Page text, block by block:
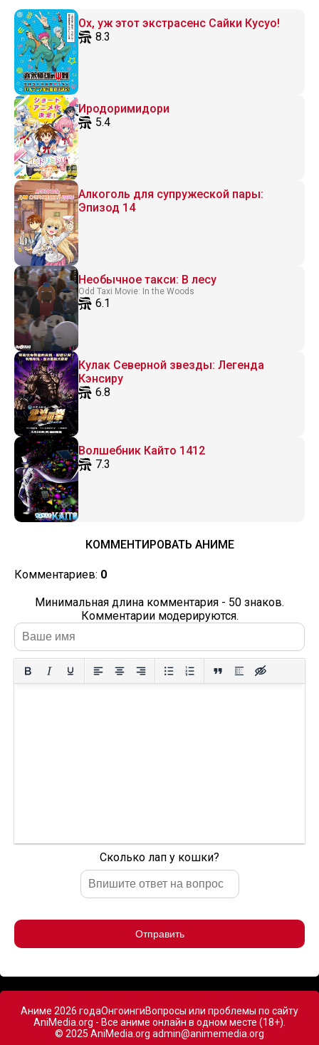
Ох, уж этот экстрасенс Сайки Кусуо!
8.3
Иродоримидори
5.4
Алкоголь для супружеской пары:
Эпизод 14
Необычное такси: В лесу
Odd Taxi Movie: In the Woods
6.1
Кулак Северной звезды: Легенда
Кэнсиру
6.8
Волшебник Кайто 1412
7.3
КОММЕНТИРОВАТЬ АНИМЕ
Комментариев: 0
Минимальная длина комментария - 50 знаков.
Комментарии модерируются.
Сколько лап у кошки?
Отправить
Аниме 2026 годаОнгоингиВопросы или проблемы по сайту
AniMedia.org - Все аниме онлайн в одном месте (18+).
© 2025 AniMedia.org admin@animemedia.org